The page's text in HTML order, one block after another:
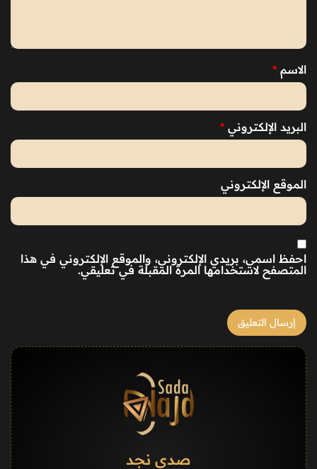
الاسم *
البريد الإلكتروني *
الموقع الإلكتروني
احفظ اسمي، بريدي الإلكتروني، والموقع الإلكتروني في هذا
المتصفح لاستخدامها المرة المقبلة في تعليقي.
صدى نجد